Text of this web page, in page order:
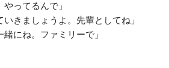
ってるんで」
きましょうよ。先輩としてね」
にね。ファミリーで」